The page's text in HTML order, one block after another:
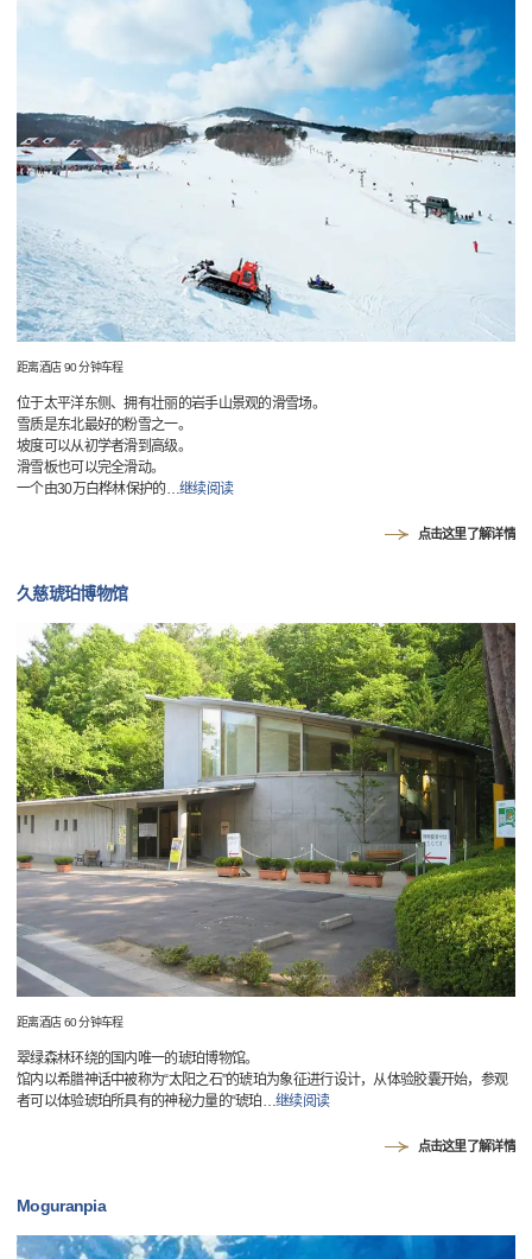
距离酒店 90 分钟车程
位于太平洋东侧、拥有壮丽的岩手山景观的滑雪场。
雪质是东北最好的粉雪之一。
坡度可以从初学者滑到高级。
滑雪板也可以完全滑动。
一个由30万白桦林保护的…继续阅读
点击这里了解详情
久慈琥珀博物馆
距离酒店 60 分钟车程
翠绿森林环绕的国内唯一的琥珀博物馆。
馆内以希腊神话中被称为“太阳之石”的琥珀为象征进行设计，从体验胶囊开始，参观
者可以体验琥珀所具有的神秘力量的“琥珀…继续阅读
点击这里了解详情
Moguranpia